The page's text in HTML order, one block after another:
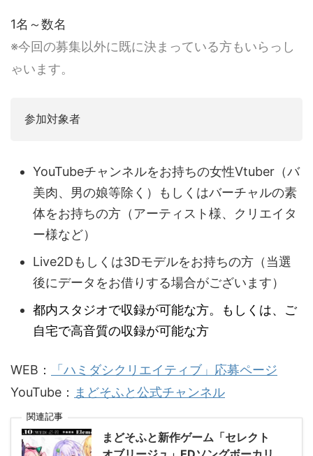
1名～数名
※今回の募集以外に既に決まっている方もいらっし
ゃいます。
参加対象者
YouTubeチャンネルをお持ちの女性Vtuber（バ
美肉、男の娘等除く）もしくはバーチャルの素
体をお持ちの方（アーティスト様、クリエイタ
ー様など）
Live2Dもしくは3Dモデルをお持ちの方（当選
後にデータをお借りする場合がございます）
都内スタジオで収録が可能な方。もしくは、ご
自宅で高音質の収録が可能な方
WEB：
「ハミダシクリエイティブ」応募ページ
YouTube： まどそふと公式チャンネル
関連記事
まどそふと新作ゲーム「セレクト